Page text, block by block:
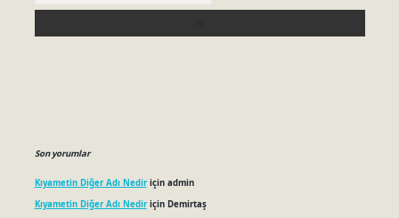
Son yorumlar
Kıyametin Diğer Adı Nediriçin admin
Kıyametin Diğer Adı Nediriçin Demirtaş